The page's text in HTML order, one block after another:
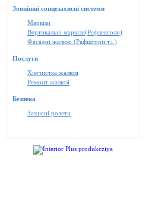
Зовнішні сонцезахисні системи
Маркізи
Вертикальні маркізи(Рефлексоли)
Фасадні жалюзі (Рафштори т.і.)
Послуги
Хімчистка жалюзі
Ремонт жалюзі
Безпека
Захисні ролети